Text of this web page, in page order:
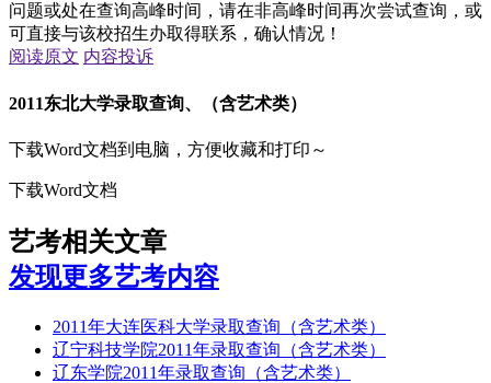
问题或处在查询高峰时间，请在非高峰时间再次尝试查询，或
可直接与该校招生办取得联系，确认情况！
阅读原文 内容投诉
2011东北大学录取查询、（含艺术类）
下载Word文档到电脑，方便收藏和打印～
下载Word文档
艺考相关文章
发现更多艺考内容
2011年大连医科大学录取查询（含艺术类）
辽宁科技学院2011年录取查询（含艺术类）
辽东学院2011年录取查询（含艺术类）